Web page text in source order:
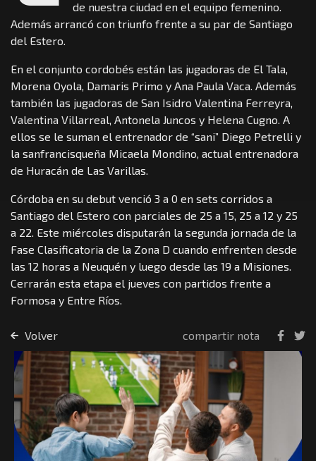
de nuestra ciudad en el equipo femenino.
Además arrancó con triunfo frente a su par de Santiago
del Estero.
En el conjunto cordobés están las jugadoras de El Tala,
Morena Oyola, Damaris Primo y Ana Paula Vaca. Además
también las jugadoras de San Isidro Valentina Ferreyra,
Valentina Villarreal, Antonela Juncos y Helena Cugno. A
ellos se le suman el entrenador de “sani” Diego Petrelli y
la sanfrancisqueña Micaela Mondino, actual entrenadora
de Huracán de Las Varillas.
Córdoba en su debut venció 3 a 0 en sets corridos a
Santiago del Estero con parciales de 25 a 15, 25 a 12 y 25
a 22. Este miércoles disputarán la segunda jornada de la
Fase Clasificatoria de la Zona D cuando enfrenten desde
las 12 horas a Neuquén y luego desde las 19 a Misiones.
Cerrarán esta etapa el jueves con partidos frente a
Formosa y Entre Ríos.
Volver compartir nota